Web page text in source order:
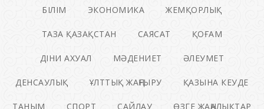
БІЛІМ ЭКОНОМИКА ЖЕМҚОРЛЫҚ
ТАЗА ҚАЗАҚСТАН САЯСАТ ҚОҒАМ
ДІНИ АХУАЛ МӘДЕНИЕТ ӘЛЕУМЕТ
ДЕНСАУЛЫҚ ҰЛТТЫҚ ЖАҢҒЫРУ ҚАЗЫНА КЕУДЕ
ТАНЫМ СПОРТ САЙЛАУ ӨЗГЕ ЖАҢАЛЫҚТАР